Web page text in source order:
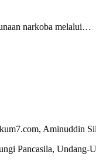
narkoba melalui…
Aminuddin
Pancasila,